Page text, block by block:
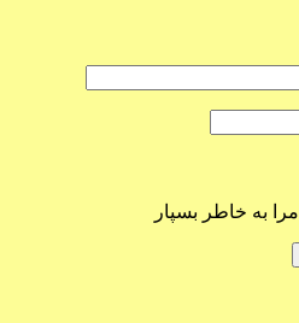
مرا به خاطر بسپار